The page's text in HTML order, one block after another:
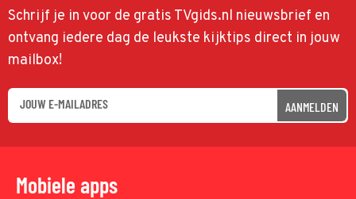
Schrijf je in voor de gratis TVgids.nl nieuwsbrief en
ontvang iedere dag de leukste kijktips direct in jouw
mailbox!
AANMELDEN
Mobiele apps